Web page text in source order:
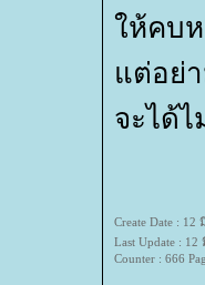
ห้คบห
ต่อย่า
จะได้
Create Date : 12
Last Update :
Counter : 666